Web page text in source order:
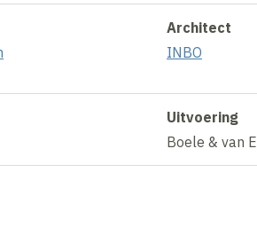
Architect
INBO
Uitvoering
Boele & van